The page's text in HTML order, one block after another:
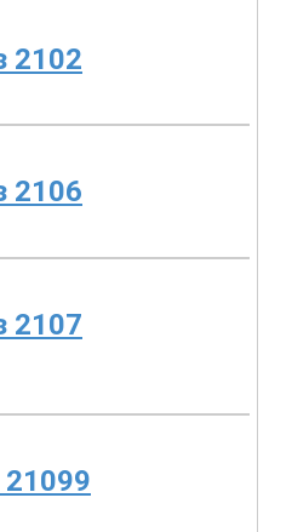
2102
2106
2107
21099